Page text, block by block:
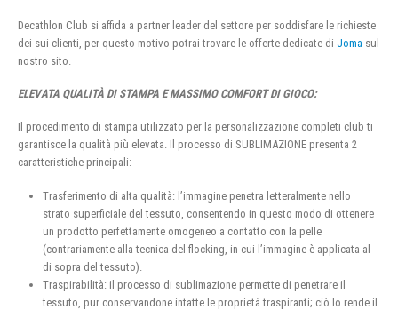
Decathlon Club si affida a partner leader del settore per soddisfare le richieste
dei sui clienti, per questo motivo potrai trovare le offerte dedicate di Joma sul
nostro sito.
ELEVATA QUALITÀ DI STAMPA E MASSIMO COMFORT DI GIOCO:
Il procedimento di stampa utilizzato per la personalizzazione completi club ti
garantisce la qualità più elevata. Il processo di SUBLIMAZIONE presenta 2
caratteristiche principali:
Trasferimento di alta qualità: l’immagine penetra letteralmente nello
strato superficiale del tessuto, consentendo in questo modo di ottenere
un prodotto perfettamente omogeneo a contatto con la pelle
(contrariamente alla tecnica del flocking, in cui l’immagine è applicata al
di sopra del tessuto).
Traspirabilità: il processo di sublimazione permette di penetrare il
tessuto, pur conservandone intatte le proprietà traspiranti; ciò lo rende il